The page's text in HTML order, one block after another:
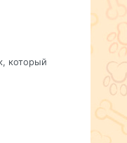
который